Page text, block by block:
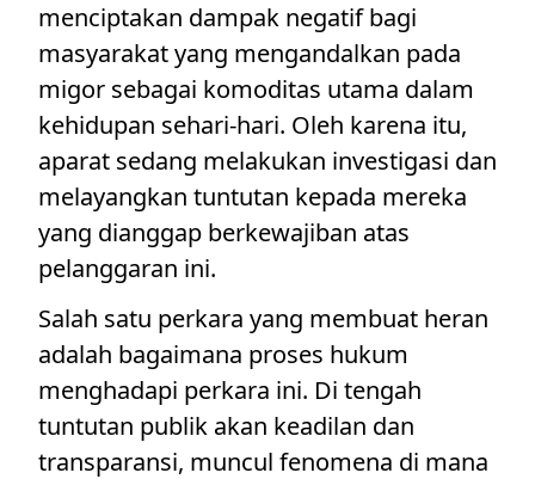
menciptakan dampak negatif bagi
masyarakat yang mengandalkan pada
migor sebagai komoditas utama dalam
kehidupan sehari-hari. Oleh karena itu,
aparat sedang melakukan investigasi dan
melayangkan tuntutan kepada mereka
yang dianggap berkewajiban atas
pelanggaran ini.
Salah satu perkara yang membuat heran
adalah bagaimana proses hukum
menghadapi perkara ini. Di tengah
tuntutan publik akan keadilan dan
transparansi, muncul fenomena di mana